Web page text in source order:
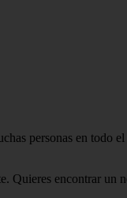
personas en
encontrar